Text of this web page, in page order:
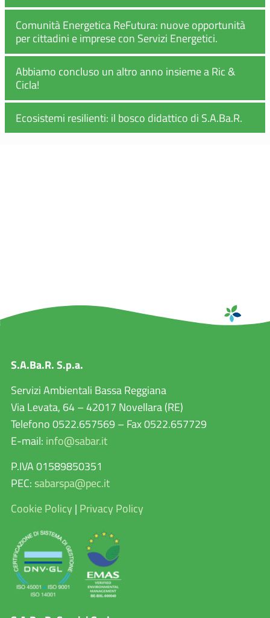
Comunità Energetica ReFutura: nuove opportunità
per cittadini e imprese con Servizi Energetici.
Abbiamo concluso un altro anno insieme a Ric &
Cicla!
Ecosistemi resilienti: il bosco didattico di S.A.Ba.R.
S.A.Ba.R. S.p.a.
Servizi Ambientali Bassa Reggiana
Via Levata, 64 – 42017 Novellara (RE)
Telefono 0522.657569 – Fax 0522.657729
E-mail: info@sabar.it
P.IVA 01589850351
PEC: sabarspa@pec.it
Cookie Policy | Privacy Policy